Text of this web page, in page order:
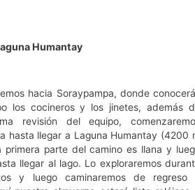
Humantay
hacia Soraypampa, donde
los cocineros y los jinetes, además
revisión del equipo,
hasta llegar a Laguna Humantay (4200
primera parte del camino es llana y
llegar al lago. Lo exploraremos
y luego caminaremos de regreso